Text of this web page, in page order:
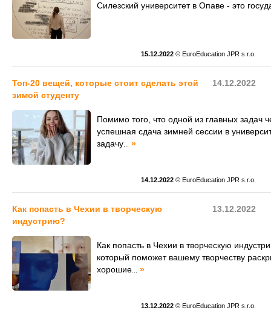
Силезский университет в Опаве - это
15.12.2022 © EuroEducation JPR s.r.o.
14.12.2022
Топ-20 вещей, которые стоит сделать этой
зимой студенту
Помимо того, что одной из главных задач
успешная сдача зимней сессии в
задачу
»
14.12.2022 © EuroEducation JPR s.r.o.
13.12.2022
Как попасть в Чехии в творческую
индустрию?
Как попасть в Чехии в творческую
который поможет вашему творчеству
хорошие
»
13.12.2022 © EuroEducation JPR s.r.o.